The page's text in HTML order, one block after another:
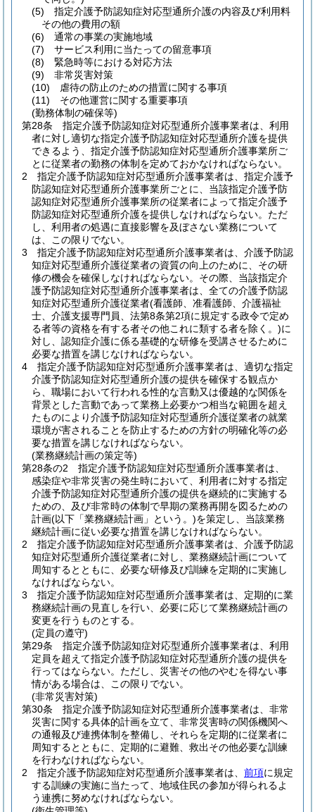
(5)
指定介護予防認知症対応型通所介護の内容及び利用料
その他の費用の額
(6)
通常の事業の実施地域
(7)
サービス利用に当たっての留意事項
(8)
緊急時等における対応方法
(9)
非常災害対策
(10)
虐待の防止のための措置に関する事項
(11)
その他運営に関する重要事項
(勤務体制の確保等)
第28条
指定介護予防認知症対応型通所介護事業者は、利用
者に対し適切な指定介護予防認知症対応型通所介護を提供
できるよう、指定介護予防認知症対応型通所介護事業所ご
とに従業者の勤務の体制を定めておかなければならない。
2
指定介護予防認知症対応型通所介護事業者は、指定介護予
防認知症対応型通所介護事業所ごとに、当該指定介護予防
認知症対応型通所介護事業所の従業者によって指定介護予
防認知症対応型通所介護を提供しなければならない。 ただ
し、利用者の処遇に直接影響を及ぼさない業務について
は、この限りでない。
3
指定介護予防認知症対応型通所介護事業者は、介護予防認
知症対応型通所介護従業者の資質の向上のために、その研
修の機会を確保しなければならない。 その際、当該指定介
護予防認知症対応型通所介護事業者は、全ての介護予防認
知症対応型通所介護従業者(看護師、准看護師、介護福祉
士、介護支援専門員、法第8条第2項に規定する政令で定め
る者等の資格を有する者その他これに類する者を除く。)に
対し、認知症介護に係る基礎的な研修を受講させるために
必要な措置を講じなければならない。
4
指定介護予防認知症対応型通所介護事業者は、適切な指定
介護予防認知症対応型通所介護の提供を確保する観点か
ら、職場において行われる性的な言動又は優越的な関係を
背景とした言動であって業務上必要かつ相当な範囲を超え
たものにより介護予防認知症対応型通所介護従業者の就業
環境が害されることを防止するための方針の明確化等の必
要な措置を講じなければならない。
(業務継続計画の策定等)
第28条の2
指定介護予防認知症対応型通所介護事業者は、
感染症や非常災害の発生時において、利用者に対する指定
介護予防認知症対応型通所介護の提供を継続的に実施する
ための、及び非常時の体制で早期の業務再開を図るための
計画(以下「業務継続計画」という。)を策定し、当該業務
継続計画に従い必要な措置を講じなければならない。
2
指定介護予防認知症対応型通所介護事業者は、介護予防認
知症対応型通所介護従業者に対し、業務継続計画について
周知するとともに、必要な研修及び訓練を定期的に実施し
なければならない。
3
指定介護予防認知症対応型通所介護事業者は、定期的に業
務継続計画の見直しを行い、必要に応じて業務継続計画の
変更を行うものとする。
(定員の遵守)
第29条
指定介護予防認知症対応型通所介護事業者は、利用
定員を超えて指定介護予防認知症対応型通所介護の提供を
行ってはならない。 ただし、災害その他のやむを得ない事
情がある場合は、この限りでない。
(非常災害対策)
第30条
指定介護予防認知症対応型通所介護事業者は、非常
災害に関する具体的計画を立て、非常災害時の関係機関へ
の通報及び連携体制を整備し、それらを定期的に従業者に
周知するとともに、定期的に避難、救出その他必要な訓練
を行わなければならない。
2
指定介護予防認知症対応型通所介護事業者は、 前項に規定
する訓練の実施に当たって、地域住民の参加が得られるよ
う連携に努めなければならない。